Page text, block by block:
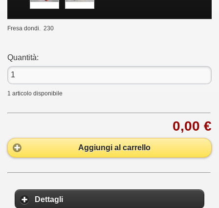
Fresa dondi. 230
Quantità:
1 articolo disponibile
0,00 €
Aggiungi al carrello
Dettagli